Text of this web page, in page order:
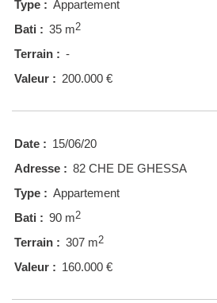
Type : Appartement
Bati : 35 m2
Terrain : -
Valeur : 200.000 €
Date : 15/06/20
Adresse : 82 CHE DE GHESSA
Type : Appartement
Bati : 90 m2
Terrain : 307 m2
Valeur : 160.000 €